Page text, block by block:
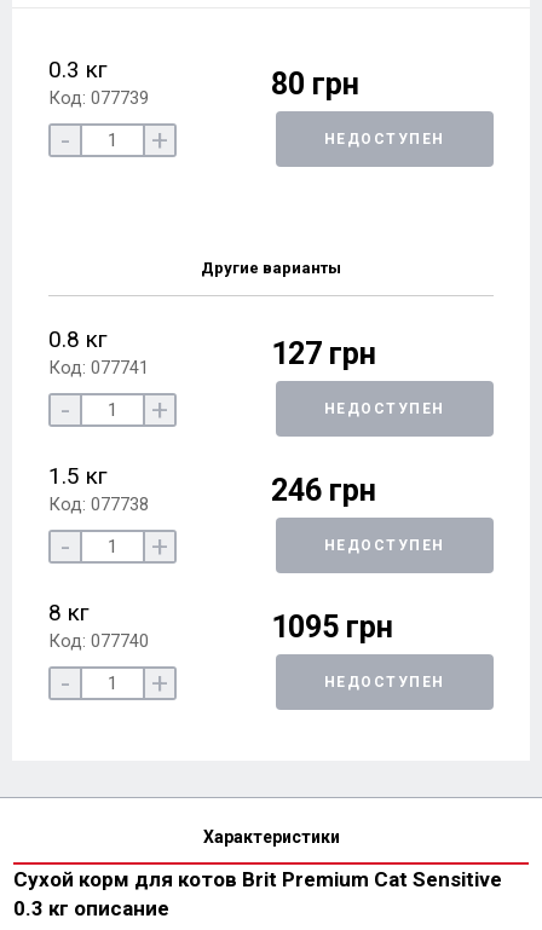
0.3 кг
Код: 077739 80 грн
- + НЕДОСТУПЕН
Другие варианты
0.8 кг
Код: 077741 127 грн
- + НЕДОСТУПЕН
1.5 кг
Код: 077738 246 грн
- + НЕДОСТУПЕН
8 кг
Код: 077740 1095 грн
- + НЕДОСТУПЕН
Характеристики
Сухой корм для котов Brit Premium Cat Sensitive
0.3 кг описание